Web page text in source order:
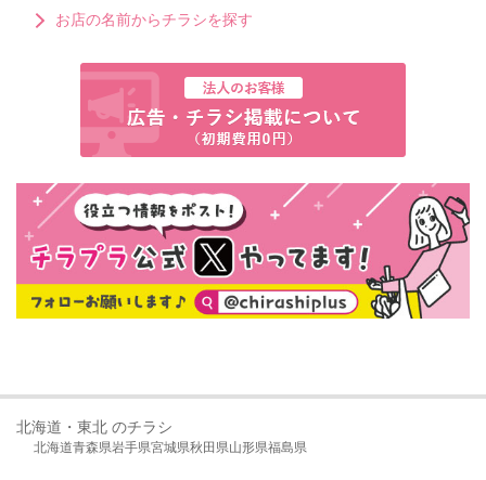
お店の名前からチラシを探す
北海道・東北 のチラシ
北海道青森県岩手県宮城県秋田県山形県福島県